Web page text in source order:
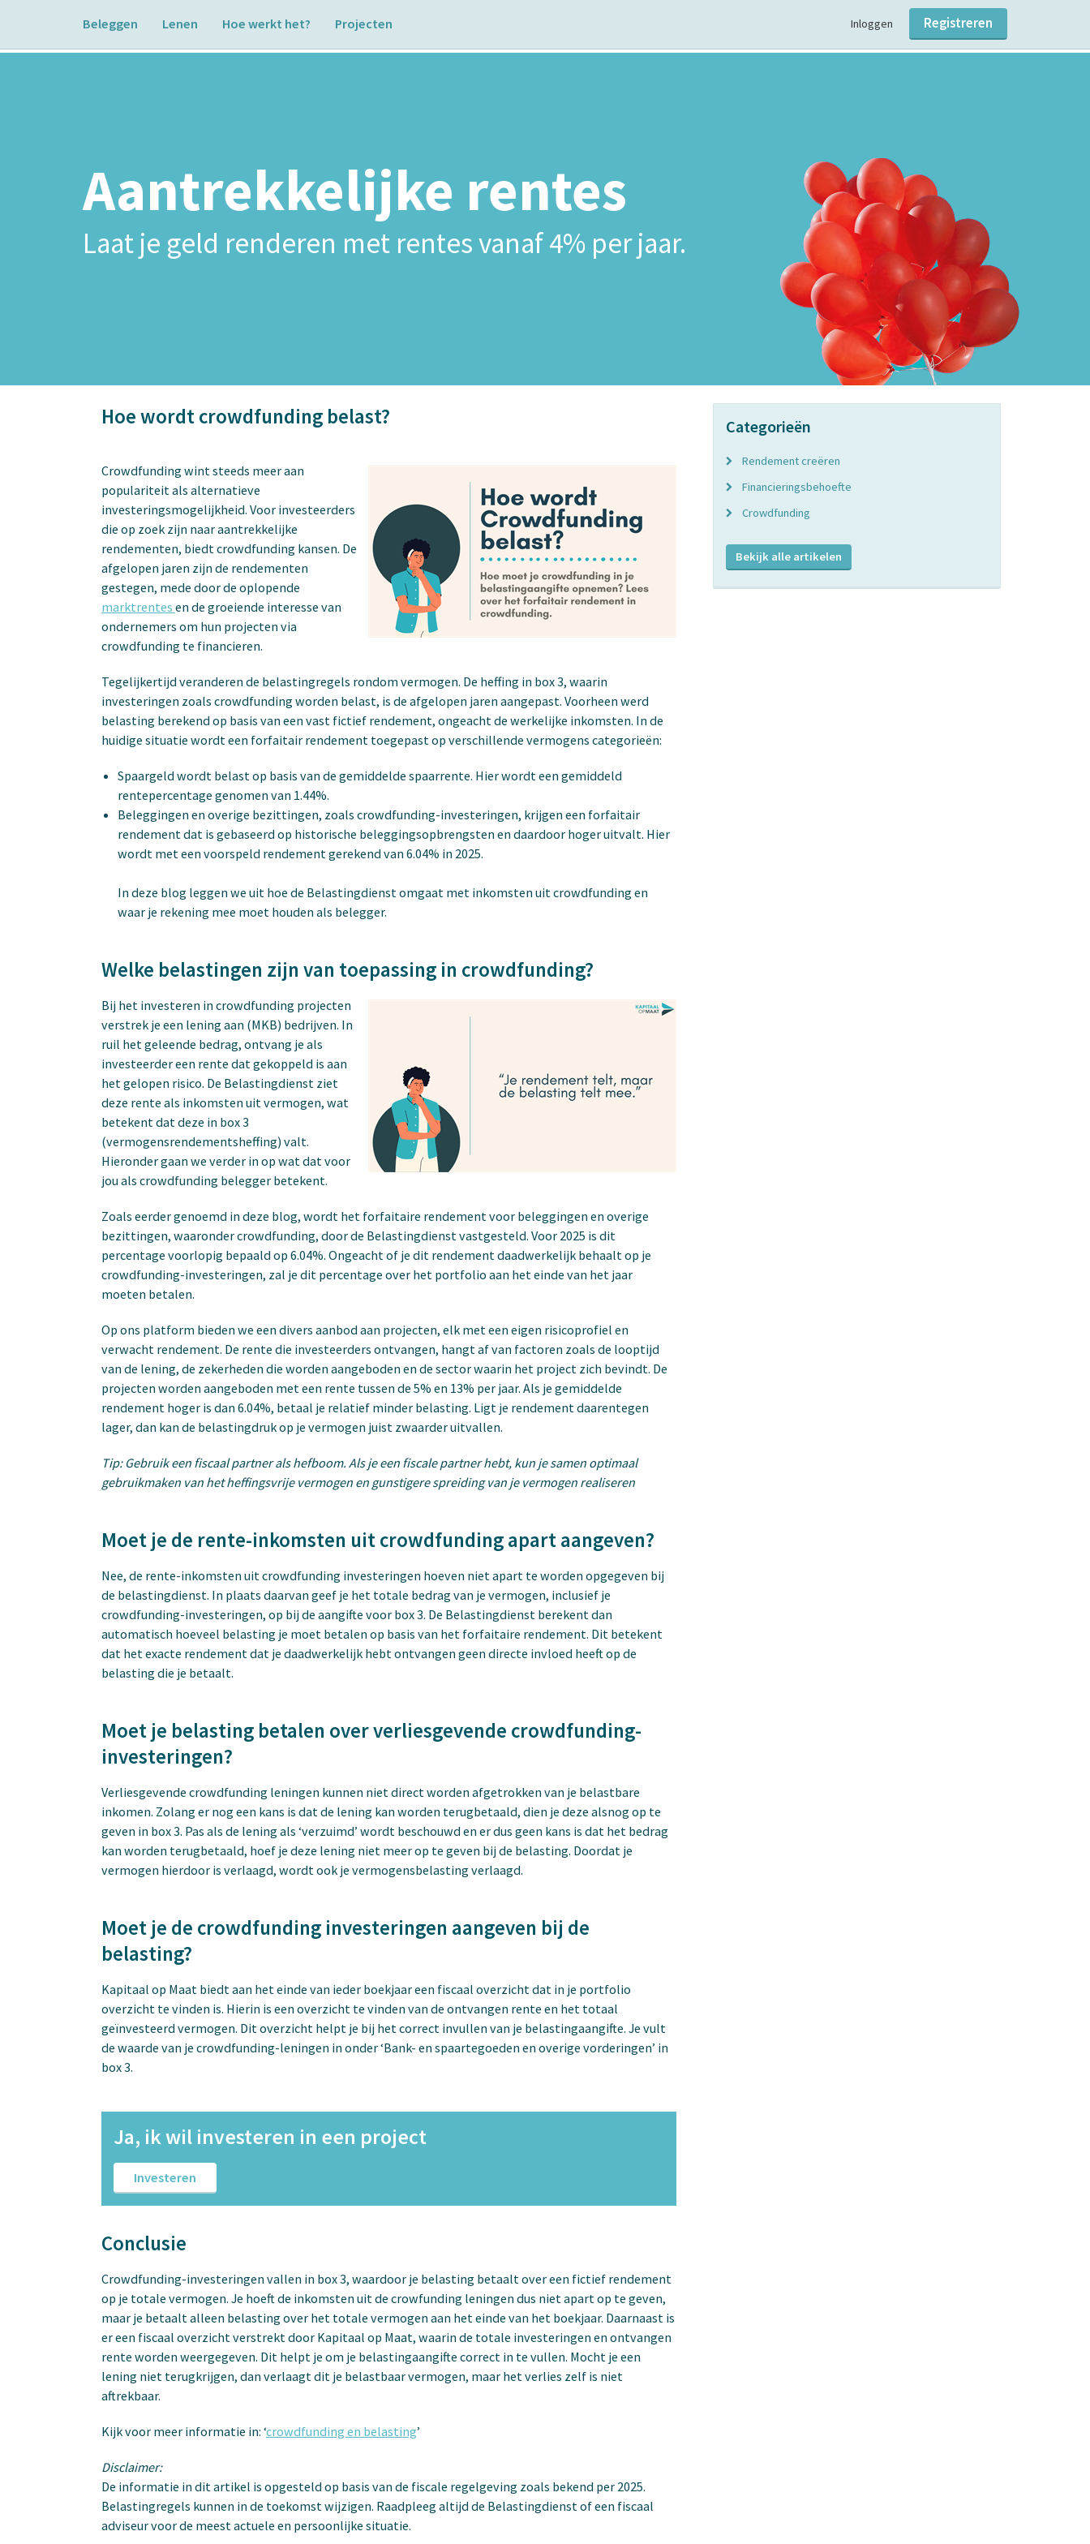
Beleggen Lenen Hoe werkt het? Projecten Inloggen Registreren
Aantrekkelijke rentes
Laat je geld renderen met rentes vanaf 4% per jaar.
Hoe wordt crowdfunding belast?
Crowdfunding wint steeds meer aan
populariteit als alternatieve
investeringsmogelijkheid. Voor investeerders
die op zoek zijn naar aantrekkelijke
rendementen, biedt crowdfunding kansen. De
afgelopen jaren zijn de rendementen
gestegen, mede door de oplopende
marktrentes en de groeiende interesse van
ondernemers om hun projecten via
crowdfunding te financieren.
Tegelijkertijd veranderen de belastingregels rondom vermogen. De heffing in box 3, waarin
investeringen zoals crowdfunding worden belast, is de afgelopen jaren aangepast. Voorheen werd
belasting berekend op basis van een vast fictief rendement, ongeacht de werkelijke inkomsten. In de
huidige situatie wordt een forfaitair rendement toegepast op verschillende vermogens categorieën:
Spaargeld wordt belast op basis van de gemiddelde spaarrente. Hier wordt een gemiddeld
rentepercentage genomen van 1.44%.
Beleggingen en overige bezittingen, zoals crowdfunding-investeringen, krijgen een forfaitair
rendement dat is gebaseerd op historische beleggingsopbrengsten en daardoor hoger uitvalt. Hier
wordt met een voorspeld rendement gerekend van 6.04% in 2025.
In deze blog leggen we uit hoe de Belastingdienst omgaat met inkomsten uit crowdfunding en
waar je rekening mee moet houden als belegger.
Welke belastingen zijn van toepassing in crowdfunding?
Bij het investeren in crowdfunding projecten
verstrek je een lening aan (MKB) bedrijven. In
ruil het geleende bedrag, ontvang je als
investeerder een rente dat gekoppeld is aan
het gelopen risico. De Belastingdienst ziet
deze rente als inkomsten uit vermogen, wat
betekent dat deze in box 3
(vermogensrendementsheffing) valt.
Hieronder gaan we verder in op wat dat voor
jou als crowdfunding belegger betekent.
Zoals eerder genoemd in deze blog, wordt het forfaitaire rendement voor beleggingen en overige
bezittingen, waaronder crowdfunding, door de Belastingdienst vastgesteld. Voor 2025 is dit
percentage voorlopig bepaald op 6.04%. Ongeacht of je dit rendement daadwerkelijk behaalt op je
crowdfunding-investeringen, zal je dit percentage over het portfolio aan het einde van het jaar
moeten betalen.
Op ons platform bieden we een divers aanbod aan projecten, elk met een eigen risicoprofiel en
verwacht rendement. De rente die investeerders ontvangen, hangt af van factoren zoals de looptijd
van de lening, de zekerheden die worden aangeboden en de sector waarin het project zich bevindt. De
projecten worden aangeboden met een rente tussen de 5% en 13% per jaar. Als je gemiddelde
rendement hoger is dan 6.04%, betaal je relatief minder belasting. Ligt je rendement daarentegen
lager, dan kan de belastingdruk op je vermogen juist zwaarder uitvallen.
Tip: Gebruik een fiscaal partner als hefboom. Als je een fiscale partner hebt, kun je samen optimaal
gebruikmaken van het heffingsvrije vermogen en gunstigere spreiding van je vermogen realiseren
Moet je de rente-inkomsten uit crowdfunding apart aangeven?
Nee, de rente-inkomsten uit crowdfunding investeringen hoeven niet apart te worden opgegeven bij
de belastingdienst. In plaats daarvan geef je het totale bedrag van je vermogen, inclusief je
crowdfunding-investeringen, op bij de aangifte voor box 3. De Belastingdienst berekent dan
automatisch hoeveel belasting je moet betalen op basis van het forfaitaire rendement. Dit betekent
dat het exacte rendement dat je daadwerkelijk hebt ontvangen geen directe invloed heeft op de
belasting die je betaalt.
Moet je belasting betalen over verliesgevende crowdfunding-
investeringen?
Verliesgevende crowdfunding leningen kunnen niet direct worden afgetrokken van je belastbare
inkomen. Zolang er nog een kans is dat de lening kan worden terugbetaald, dien je deze alsnog op te
geven in box 3. Pas als de lening als ‘verzuimd’ wordt beschouwd en er dus geen kans is dat het bedrag
kan worden terugbetaald, hoef je deze lening niet meer op te geven bij de belasting. Doordat je
vermogen hierdoor is verlaagd, wordt ook je vermogensbelasting verlaagd.
Moet je de crowdfunding investeringen aangeven bij de
belasting?
Kapitaal op Maat biedt aan het einde van ieder boekjaar een fiscaal overzicht dat in je portfolio
overzicht te vinden is. Hierin is een overzicht te vinden van de ontvangen rente en het totaal
geïnvesteerd vermogen. Dit overzicht helpt je bij het correct invullen van je belastingaangifte. Je vult
de waarde van je crowdfunding-leningen in onder ‘Bank- en spaartegoeden en overige vorderingen’ in
box 3.
Ja, ik wil investeren in een project
Investeren
Conclusie
Crowdfunding-investeringen vallen in box 3, waardoor je belasting betaalt over een fictief rendement
op je totale vermogen. Je hoeft de inkomsten uit de crowfunding leningen dus niet apart op te geven,
maar je betaalt alleen belasting over het totale vermogen aan het einde van het boekjaar. Daarnaast is
er een fiscaal overzicht verstrekt door Kapitaal op Maat, waarin de totale investeringen en ontvangen
rente worden weergegeven. Dit helpt je om je belastingaangifte correct in te vullen. Mocht je een
lening niet terugkrijgen, dan verlaagt dit je belastbaar vermogen, maar het verlies zelf is niet
aftrekbaar.
Kijk voor meer informatie in: ‘crowdfunding en belasting’
Disclaimer:
De informatie in dit artikel is opgesteld op basis van de fiscale regelgeving zoals bekend per 2025.
Belastingregels kunnen in de toekomst wijzigen. Raadpleeg altijd de Belastingdienst of een fiscaal
adviseur voor de meest actuele en persoonlijke situatie.
Categorieën
Rendement creëren
Financieringsbehoefte
Crowdfunding
Bekijk alle artikelen